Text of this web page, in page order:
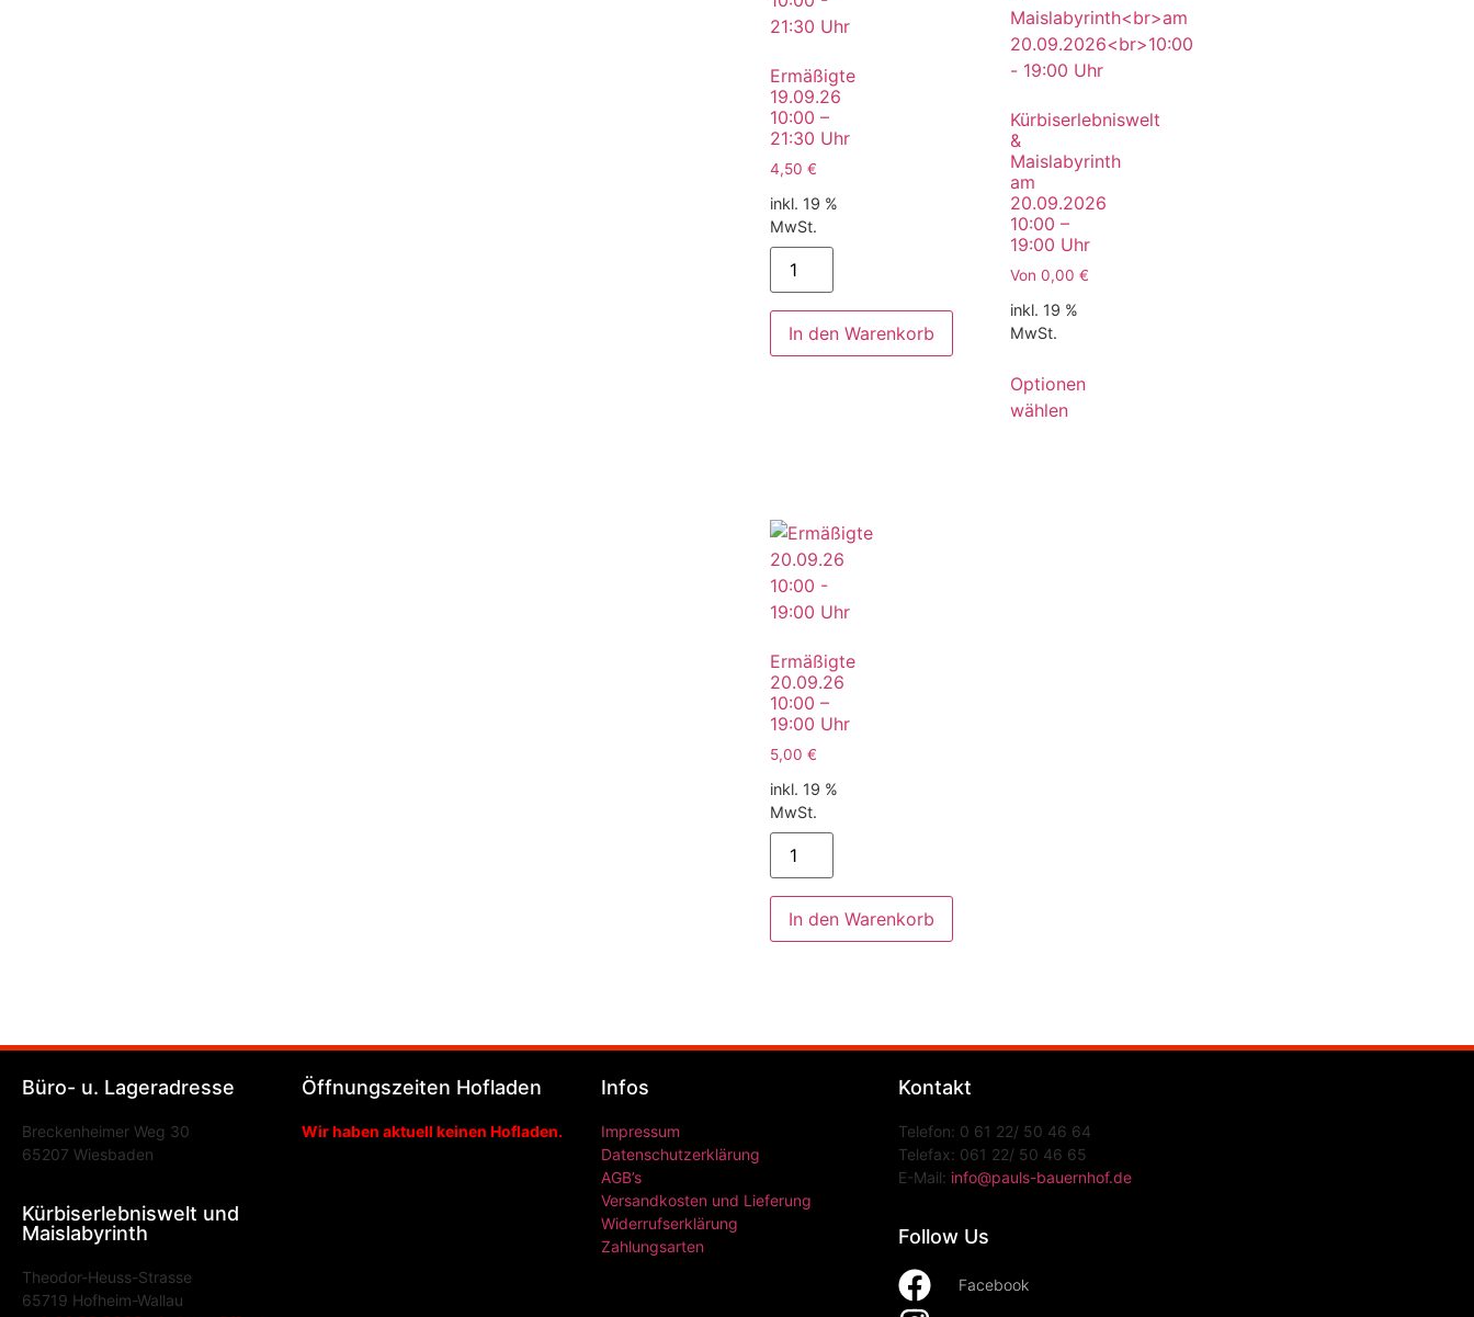
Ermäßigte
19.09.26
10:00 –
21:30 Uhr
4,50 €
inkl. 19 %
MwSt.
In den Warenkorb
Kürbiserlebniswelt
&
Maislabyrinth
am
20.09.2026
10:00 –
19:00 Uhr
Von 0,00 €
inkl. 19 %
MwSt.
Optionen
wählen
Ermäßigte
20.09.26
10:00 –
19:00 Uhr
5,00 €
inkl. 19 %
MwSt.
In den Warenkorb
Büro- u. Lageradresse
Breckenheimer Weg 30
65207 Wiesbaden
Kürbiserlebniswelt und
Maislabyrinth
Theodor-Heuss-Strasse
65719 Hofheim-Wallau
Öffnungszeiten Hofladen
Wir haben aktuell keinen Hofladen.
Infos
Impressum
Datenschutzerklärung
AGB’s
Versandkosten und Lieferung
Widerrufserklärung
Zahlungsarten
Kontakt
Telefon: 0 61 22/ 50 46 64
Telefax: 061 22/ 50 46 65
E-Mail: info@pauls-bauernhof.de
Follow Us
Facebook